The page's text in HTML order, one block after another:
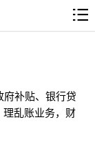
补贴、银行贷
乱账业务，财